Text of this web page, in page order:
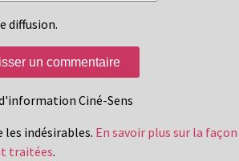
diffusion.
Ciné-Sens
indésirables. En savoir plus sur la
traitées.